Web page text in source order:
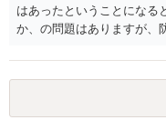
はあったということになる
か、の問題はありますが、
「盗撮」という指摘はあた